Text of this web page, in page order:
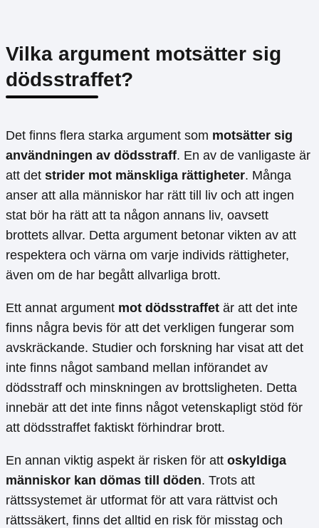
Vilka argument motsätter sig
dödsstraffet?
Det finns flera starka argument som motsätter sig
användningen av dödsstraff. En av de vanligaste är
att det strider mot mänskliga rättigheter. Många
anser att alla människor har rätt till liv och att ingen
stat bör ha rätt att ta någon annans liv, oavsett
brottets allvar. Detta argument betonar vikten av att
respektera och värna om varje individs rättigheter,
även om de har begått allvarliga brott.
Ett annat argument mot dödsstraffet är att det inte
finns några bevis för att det verkligen fungerar som
avskräckande. Studier och forskning har visat att det
inte finns något samband mellan införandet av
dödsstraff och minskningen av brottsligheten. Detta
innebär att det inte finns något vetenskapligt stöd för
att dödsstraffet faktiskt förhindrar brott.
En annan viktig aspekt är risken för att oskyldiga
människor kan dömas till döden. Trots att
rättssystemet är utformat för att vara rättvist och
rättssäkert, finns det alltid en risk för misstag och